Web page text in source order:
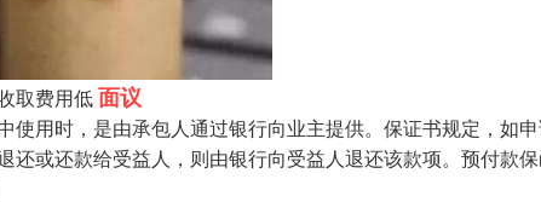
取费用低面议
使用时，是由承包人通过银行向业主提供。保证书规定，如
还或还款给受益人，则由银行向受益人退还该款项。预付款